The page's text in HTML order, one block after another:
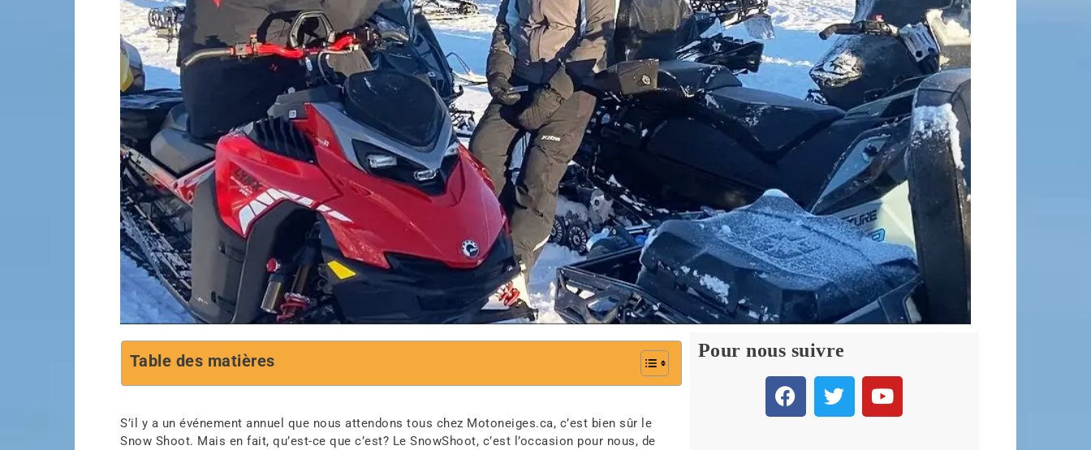
Table des matières
S’il y a un événement annuel que nous attendons tous chez Motoneiges.ca, c’est bien sûr le
Snow Shoot. Mais en fait, qu’est-ce que c’est? Le SnowShoot, c’est l’occasion pour nous, de
Pour nous suivre